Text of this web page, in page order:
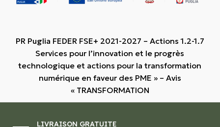
PR Puglia FEDER FSE+ 2021-2027 – Actions 1.2-1.7
Services pour l’innovation et le progrès
technologique et actions pour la transformation
numérique en faveur des PME » – Avis
« TRANSFORMATION
LIVRAISON GRATUITE